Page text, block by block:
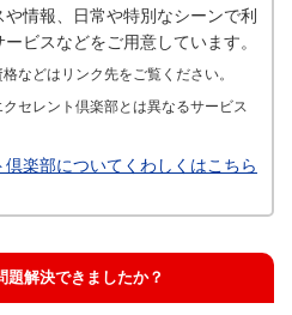
情報、日常や特別なシーンで利
ビスなどをご用意しています。
などはリンク先をご覧ください。
セレント倶楽部とは異なるサービス
楽部についてくわしくはこちら
題解決できましたか？